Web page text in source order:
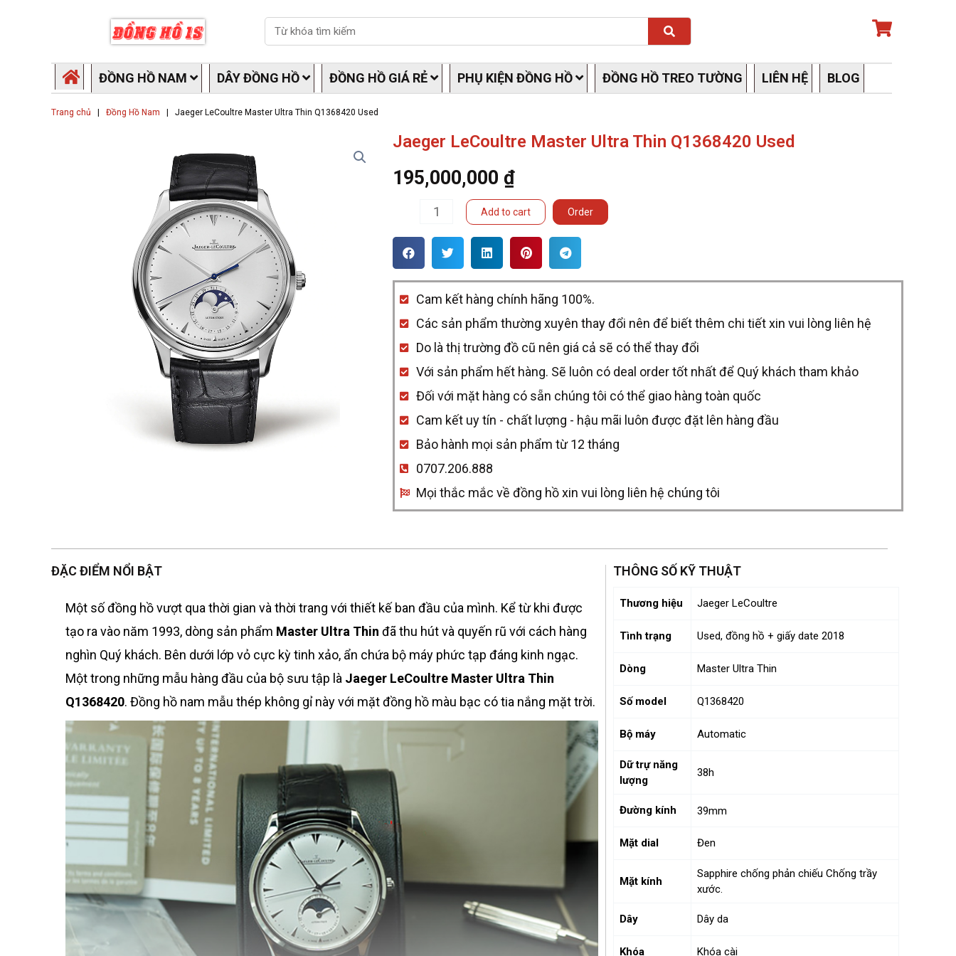
Search Search
ĐỒNG HỒ NAM DÂY ĐỒNG HỒ ĐỒNG HỒ GIÁ RẺ PHỤ KIỆN ĐỒNG HỒ ĐỒNG HỒ TREO TƯỜNG LIÊN HỆ BLOG
Trang chủ Đồng Hồ Nam Jaeger LeCoultre Master Ultra Thin Q1368420 Used
Jaeger LeCoultre Master Ultra Thin Q1368420 Used
195,000,000 ₫
LeCoultre
Master
Ultra
Thin
Q1368420
Used
quantity
Add to cart Order
Cam kết hàng chính hãng 100%.
Các sản phẩm thường xuyên thay đổi nên để biết thêm chi tiết xin vui lòng liên hệ
Do là thị trường đồ cũ nên giá cả sẽ có thể thay đổi
Với sản phẩm hết hàng. Sẽ luôn có deal order tốt nhất để Quý khách tham khảo
Đối với mặt hàng có sẵn chúng tôi có thể giao hàng toàn quốc
Cam kết uy tín - chất lượng - hậu mãi luôn được đặt lên hàng đầu
Bảo hành mọi sản phẩm từ 12 tháng
0707.206.888
Mọi thắc mắc về đồng hồ xin vui lòng liên hệ chúng tôi
ĐẶC ĐIỂM NỔI BẬT
Một số đồng hồ vượt qua thời gian và thời trang với thiết kế ban đầu của mình. Kể từ khi được
tạo ra vào năm 1993, dòng sản phẩm Master Ultra Thin đã thu hút và quyến rũ với cách hàng
nghìn Quý khách. Bên dưới lớp vỏ cực kỳ tinh xảo, ẩn chứa bộ máy phức tạp đáng kinh ngạc.
Một trong những mẫu hàng đầu của bộ sưu tập là Jaeger LeCoultre Master Ultra Thin
Q1368420. Đồng hồ nam mẫu thép không gỉ này với mặt đồng hồ màu bạc có tia nắng mặt trời.
THÔNG SỐ KỸ THUẬT
Thương hiệu Jaeger LeCoultre
Tình trạng Used, đồng hồ + giấy date 2018
Dòng Master Ultra Thin
Số model Q1368420
Bộ máy Automatic
Dữ trự năng
lượng
38h
Đường kính 39mm
Mặt dial Đen
Mặt kính
Sapphire chống phản chiếu Chống trầy
xước.
Dây Dây da
Khóa Khóa cài